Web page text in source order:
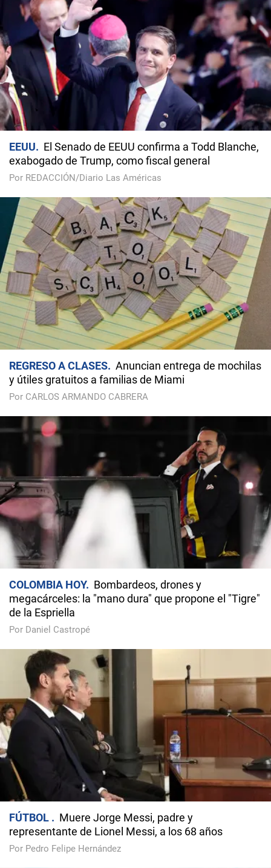
EEUU
El Senado de EEUU confirma a Todd Blanche,
exabogado de Trump, como fiscal general
Por REDACCIÓN/Diario Las Américas
REGRESO A CLASES
Anuncian entrega de mochilas
y útiles gratuitos a familias de Miami
Por CARLOS ARMANDO CABRERA
COLOMBIA HOY
Bombardeos, drones y
megacárceles: la "mano dura" que propone el "Tigre"
de la Espriella
Por Daniel Castropé
FÚTBOL
Muere Jorge Messi, padre y
representante de Lionel Messi, a los 68 años
Por Pedro Felipe Hernández